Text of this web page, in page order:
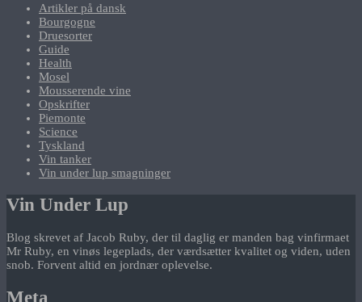
Artikler på dansk
Bourgogne
Druesorter
Guide
Health
Mosel
Mousserende vine
Opskrifter
Piemonte
Science
Tyskland
Vin tanker
Vin under lup smagninger
Vin Under Lup
Blog skrevet af Jacob Ruby, der til daglig er manden bag vinfirmaet
Mr Ruby, en vinøs legeplads, der værdsætter kvalitet og viden, uden
snob. Forvent altid en jordnær oplevelse.
Meta